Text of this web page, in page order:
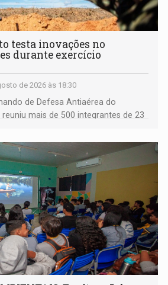
testa inovações no
durante exercício
de 2026 às 18:30
de Defesa Antiaérea do
mais de 500 integrantes de 23